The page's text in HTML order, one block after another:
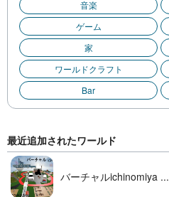
音楽
ゲーム
家
ワールドクラフト
Bar
最近追加されたワールド
バーチャルichinomiya ...